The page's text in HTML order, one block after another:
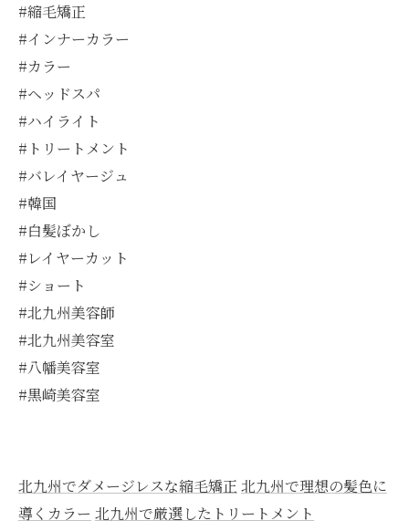
#縮毛矯正
#インナーカラー
#カラー
#ヘッドスパ
#ハイライト
#トリートメント
#バレイヤージュ
#韓国
#白髪ぼかし
#レイヤーカット
#ショート
#北九州美容師
#北九州美容室
#八幡美容室
#黒崎美容室
北九州でダメージレスな縮毛矯正 北九州で理想の髪色に
導くカラー 北九州で厳選したトリートメント